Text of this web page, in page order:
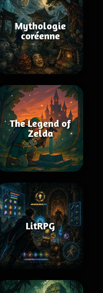
Mythologie
coréenne
The Legend of
Zelda
LitRPG